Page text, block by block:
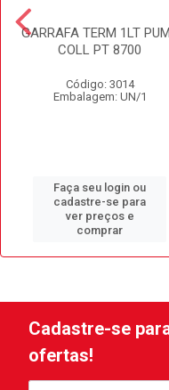
GARRAFA TERM 1LT
COLL PT 8700
Código: 3014
Embalagem: UN/1
Faça seu login ou
cadastre-se para
ver preços e
comprar
Cadastre-se
ofertas!